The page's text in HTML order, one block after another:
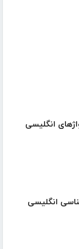
انگلیسی
انگلیسی